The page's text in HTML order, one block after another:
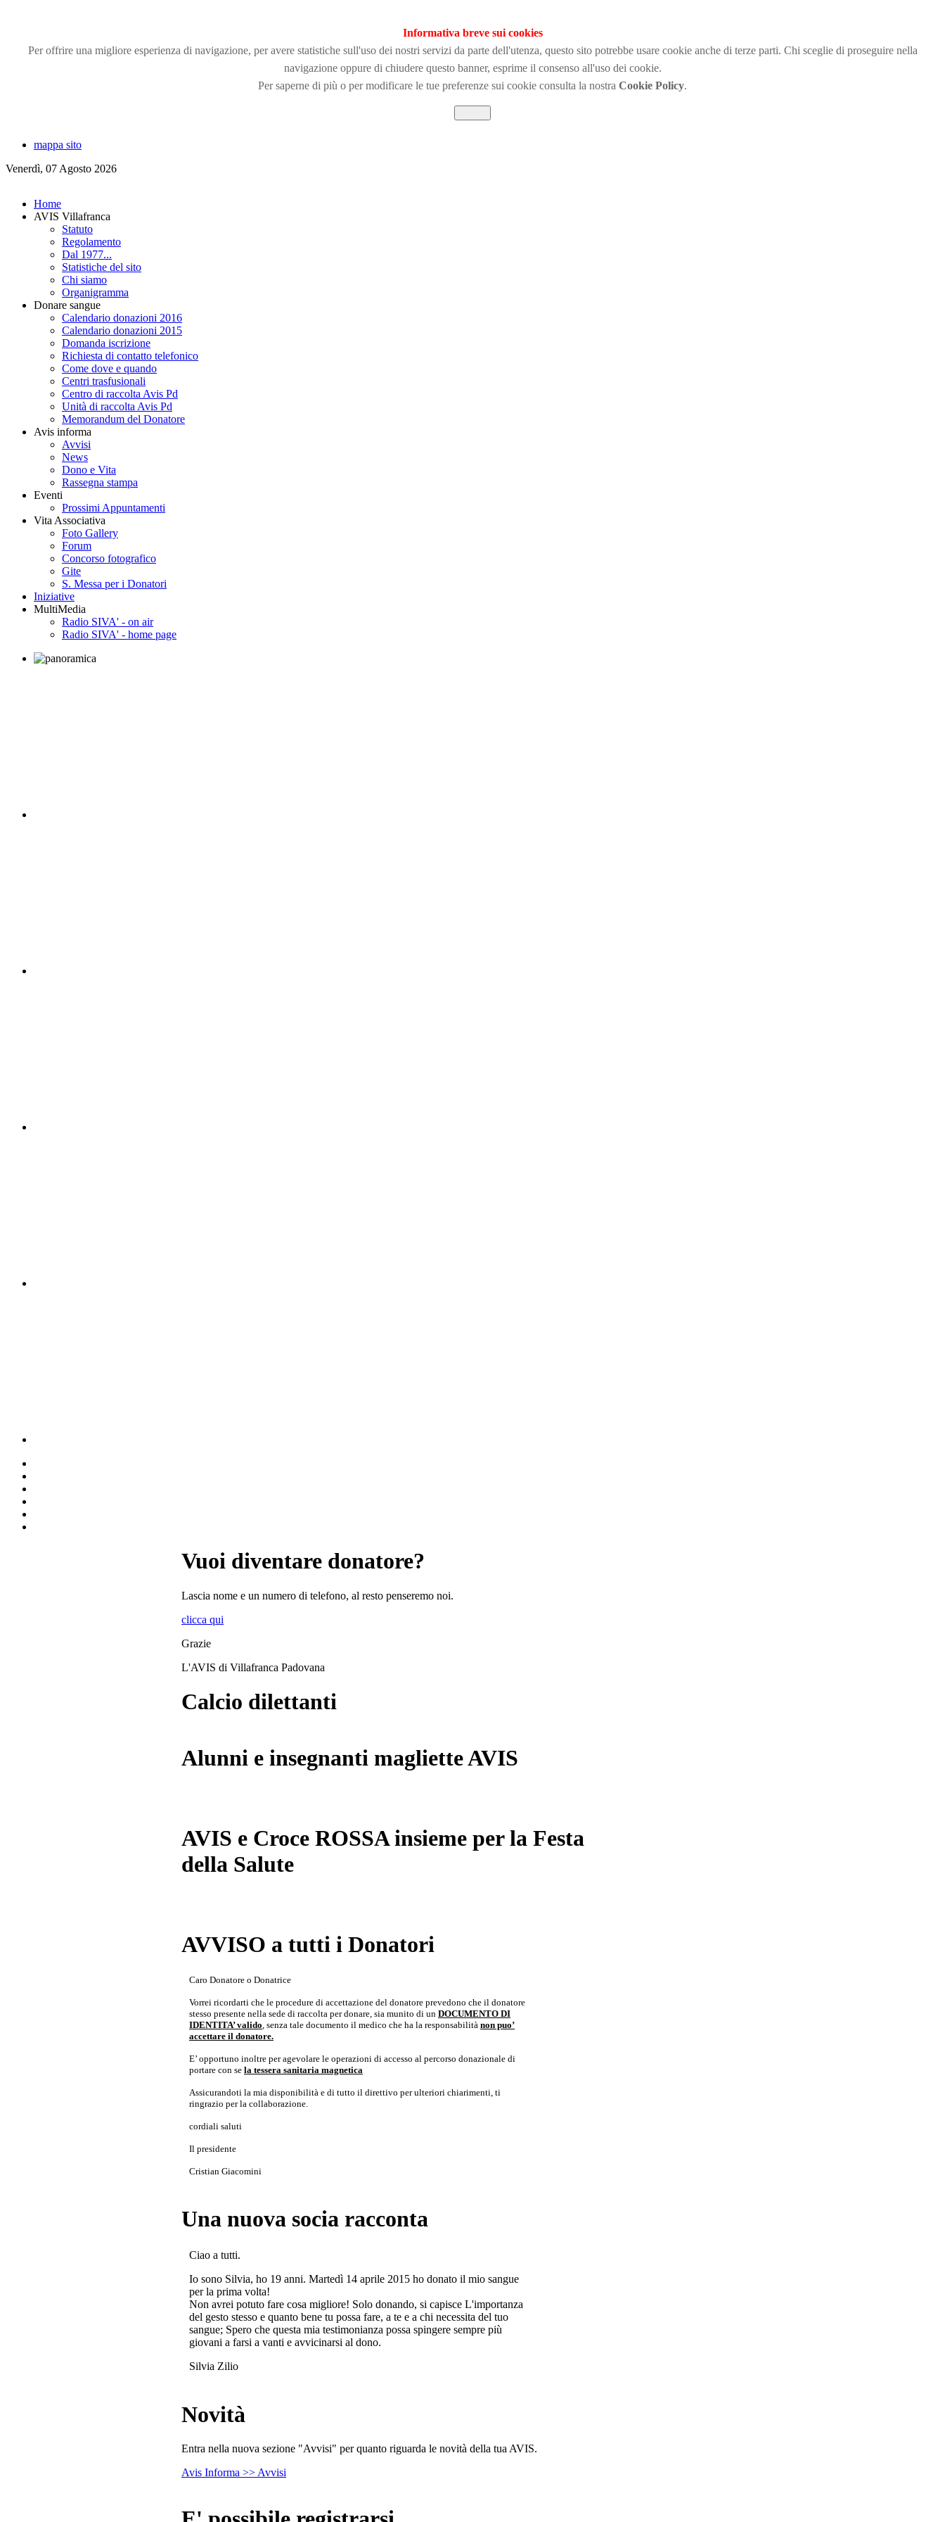
Informativa breve sui cookies
Per offrire una migliore esperienza di navigazione, per avere statistiche sull'uso dei nostri servizi da parte dell'utenza, questo sito potrebbe usare cookie anche di terze parti. Chi sceglie di proseguire nella
navigazione oppure di chiudere questo banner, esprime il consenso all'uso dei cookie.
Per saperne di più o per modificare le tue preferenze sui cookie consulta la nostra Cookie Policy.
mappa sito
Venerdì, 07 Agosto 2026
Home
AVIS Villafranca
Statuto
Regolamento
Dal 1977...
Statistiche del sito
Chi siamo
Organigramma
Donare sangue
Calendario donazioni 2016
Calendario donazioni 2015
Domanda iscrizione
Richiesta di contatto telefonico
Come dove e quando
Centri trasfusionali
Centro di raccolta Avis Pd
Unità di raccolta Avis Pd
Memorandum del Donatore
Avis informa
Avvisi
News
Dono e Vita
Rassegna stampa
Eventi
Prossimi Appuntamenti
Vita Associativa
Foto Gallery
Forum
Concorso fotografico
Gite
S. Messa per i Donatori
Iniziative
MultiMedia
Radio SIVA' - on air
Radio SIVA' - home page
Vuoi diventare donatore?
Lascia nome e un numero di telefono, al resto penseremo noi.
clicca qui
Grazie
L'AVIS di Villafranca Padovana
Calcio dilettanti
Alunni e insegnanti magliette AVIS
AVIS e Croce ROSSA insieme per la Festa
della Salute
AVVISO a tutti i Donatori
Caro Donatore o Donatrice
Vorrei ricordarti che le procedure di accettazione del donatore prevedono che il donatore
stesso presente nella sede di raccolta per donare, sia munito di un DOCUMENTO DI
IDENTITA’ valido, senza tale documento il medico che ha la responsabilità non puo’
accettare il donatore.
E’ opportuno inoltre per agevolare le operazioni di accesso al percorso donazionale di
portare con se la tessera sanitaria magnetica
Assicurandoti la mia disponibilità e di tutto il direttivo per ulteriori chiarimenti, ti
ringrazio per la collaborazione.
cordiali saluti
Il presidente
Cristian Giacomini
Una nuova socia racconta
Ciao a tutti.
Io sono Silvia, ho 19 anni. Martedì 14 aprile 2015 ho donato il mio sangue
per la prima volta!
Non avrei potuto fare cosa migliore! Solo donando, si capisce L'importanza
del gesto stesso e quanto bene tu possa fare, a te e a chi necessita del tuo
sangue; Spero che questa mia testimonianza possa spingere sempre più
giovani a farsi a vanti e avvicinarsi al dono.
Silvia Zilio
Novità
Entra nella nuova sezione "Avvisi" per quanto riguarda le novità della tua AVIS.
Avis Informa >> Avvisi